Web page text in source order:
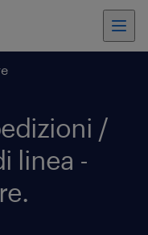
/
linea -
.